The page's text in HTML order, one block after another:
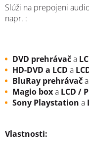
Slúži na prepojeni
napr. :
DVD prehrávača
HD-DVD a LCD a
BluRay prehrávača
Magio boxa LCD /
Sony Playstation a
Vlastnosti: